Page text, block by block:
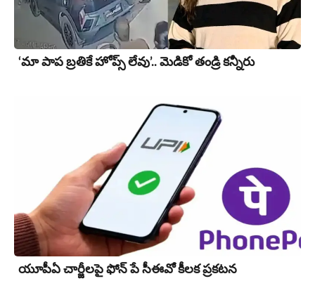
‘మా పాప బ్రతికే హోప్స్ లేవు’.. మెడికో తండ్రి కన్నీరు
యూపీఏ చార్జీల‌పై ఫోన్ పే సీఈవో కీల‌క ప్ర‌క‌ట‌న‌